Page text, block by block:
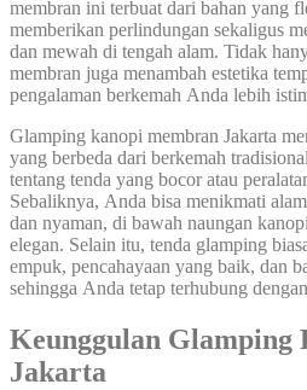
membran ini terbuat dari bahan yang
memberikan perlindungan sekaligus
dan mewah di tengah alam. Tidak
membran juga menambah estetika
pengalaman berkemah Anda lebih
Glamping kanopi membran Jakarta
yang berbeda dari berkemah
tentang tenda yang bocor atau
Sebaliknya, Anda bisa menikmati
dan nyaman, di bawah naungan
elegan. Selain itu, tenda glamping
empuk, pencahayaan yang baik, dan
sehingga Anda tetap terhubung
Keunggulan Glamping
Jakarta